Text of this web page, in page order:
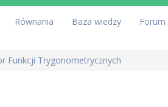
Równania Baza wiedzy Forum
Funkcji Trygonometrycznych